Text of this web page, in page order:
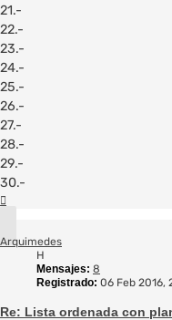
21.-
22.-
23.-
24.-
25.-
26.-
27.-
28.-
29.-
30.-
Arquimedes
H
Mensajes: 8
Registrado: 06 Feb 2016,
Re: Lista ordenada con